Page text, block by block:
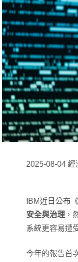
2025-08-04
IBM近日公布
安全與治理 ，
系統更容易遭
今年的報告首